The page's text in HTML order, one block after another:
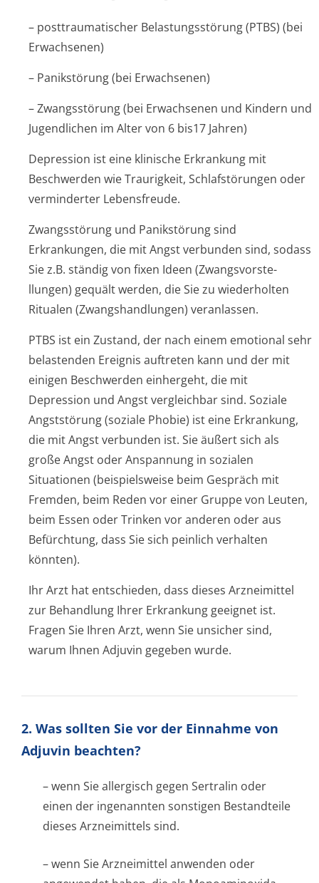
– posttraumatischer Belastungsstörung (PTBS) (bei
Erwachsenen)
– Panikstörung (bei Erwachsenen)
– Zwangsstörung (bei Erwachsenen und Kindern und
Jugendlichen im Alter von 6 bis17 Jahren)
Depression ist eine klinische Erkrankung mit
Beschwerden wie Traurigkeit, Schlafstörungen oder
verminderter Lebensfreude.
Zwangsstörung und Panikstörung sind
Erkrankungen, die mit Angst verbunden sind, sodass
Sie z.B. ständig von fixen Ideen (Zwangsvorste­
llungen) gequält werden, die Sie zu wiederholten
Ritualen (Zwangshandlungen) veranlassen.
PTBS ist ein Zustand, der nach einem emotional sehr
belastenden Ereignis auftreten kann und der mit
einigen Beschwerden einhergeht, die mit
Depression und Angst vergleichbar sind. Soziale
Angststörung (soziale Phobie) ist eine Erkrankung,
die mit Angst verbunden ist. Sie äußert sich als
große Angst oder Anspannung in sozialen
Situationen (beispielsweise beim Gespräch mit
Fremden, beim Reden vor einer Gruppe von Leuten,
beim Essen oder Trinken vor anderen oder aus
Befürchtung, dass Sie sich peinlich verhalten
könnten).
Ihr Arzt hat entschieden, dass dieses Arzneimittel
zur Behandlung Ihrer Erkrankung geeignet ist.
Fragen Sie Ihren Arzt, wenn Sie unsicher sind,
warum Ihnen Adjuvin gegeben wurde.
2. Was sollten Sie vor der Einnahme von
Adjuvin beachten?
– wenn Sie allergisch gegen Sertralin oder
einen der ingenannten sonstigen Bestandteile
dieses Arzneimittels sind.
– wenn Sie Arzneimittel anwenden oder